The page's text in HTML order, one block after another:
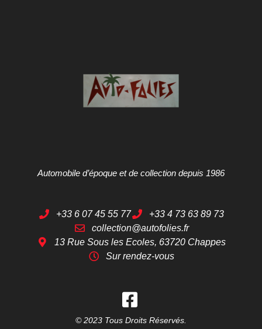
Automobile d’époque et de collection depuis 1986
+33 6 07 45 55 77
+33 4 73 63 89 73
collection@autofolies.fr
13 Rue Sous les Ecoles, 63720 Chappes
Sur rendez-vous
© 2023 Tous Droits Réservés.